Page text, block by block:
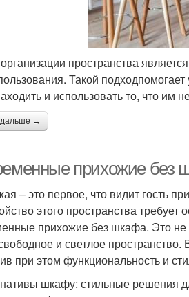
пространства
Такой
и использовать то, что им
дальше →
прихожие без
– это первое, что видит гость
этого пространства
прихожие без шкафа. Это не
и светлое
при этом функциональность и
шкафу: стильные решения